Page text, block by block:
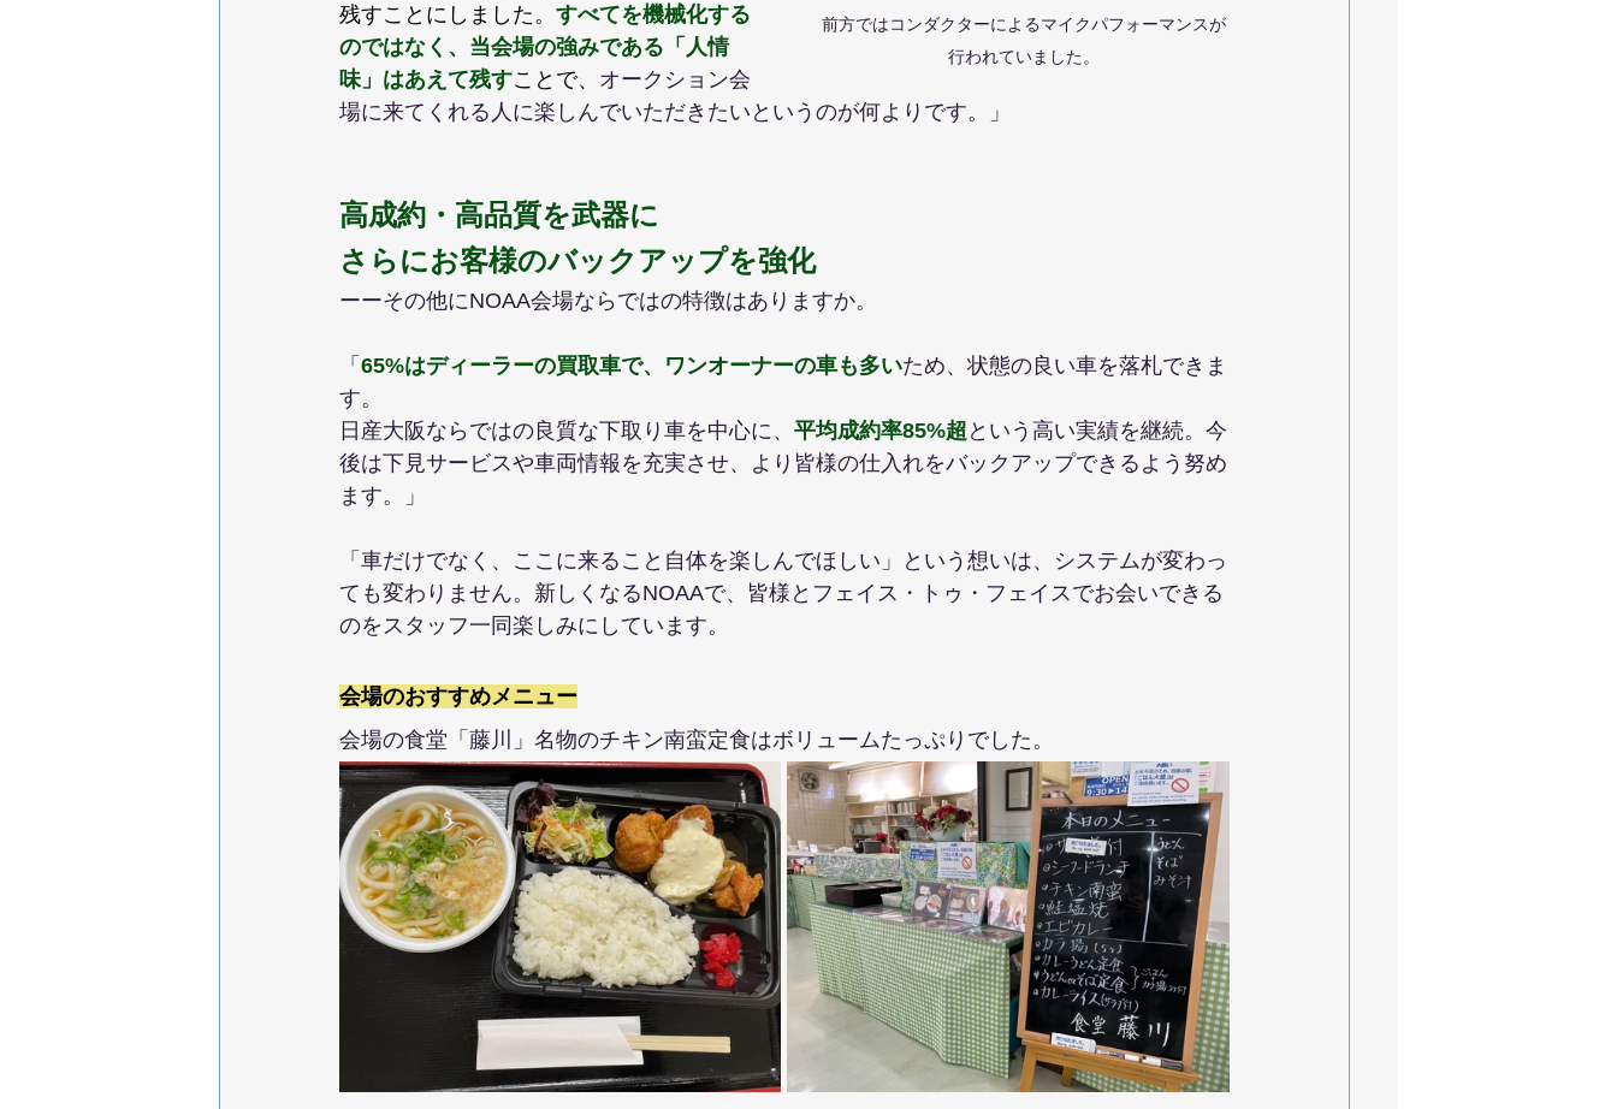
前方ではコンダクターによるマイクパフォーマンスが
行われていました。
残すことにしました。 すべてを機械化する
のではなく、当会場の強みである「人情
味」はあえて残すことで、 オークション会
場に来てくれる人に楽しんでいただきたいというのが何よりです。」
高成約・高品質を武器に
さらにお客様のバックアップを強化
ーーその他にNOAA会場ならではの特徴はありますか。
「 65%はディーラーの買取車で、ワンオーナーの車も多いため、状態の良い車を落札できま
す。
日産大阪ならではの良質な下取り車を中心に、 平均成約率85%超 という高い実績を継続。今
後は下見サービスや車両情報を充実させ、より皆様の仕入れをバックアップできるよう努め
ます。」
「車だけでなく、ここに来ること自体を楽しんでほしい」という想いは、システムが変わっ
ても変わりません。新しくなるNOAAで、皆様とフェイス・トゥ・フェイスでお会いできる
のをスタッフ一同楽しみにしています。
会場のおすすめメニュー
会場の食堂「藤川」名物のチキン南蛮定食はボリュームたっぷりでした。